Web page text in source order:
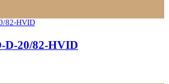
D-20/82-HVID